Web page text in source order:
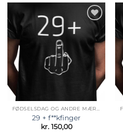
Tilføj til
ønskeliste
FØDSELSDAG OG ANDRE MÆRKEDAGE
29 + f**kfinger
kr.150,00